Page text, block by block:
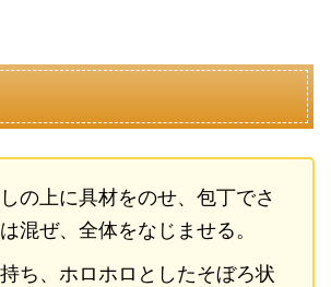
の上に具材をのせ、包丁でさ
混ぜ、全体をなじませる。
ち、ホロホロとしたそぼろ状